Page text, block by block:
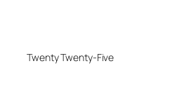
Twenty Twenty-Five